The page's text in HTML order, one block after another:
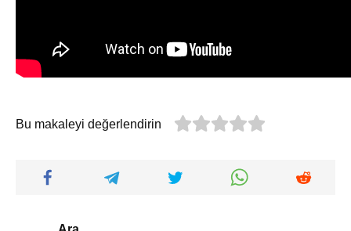
Bu makaleyi değerlendirin